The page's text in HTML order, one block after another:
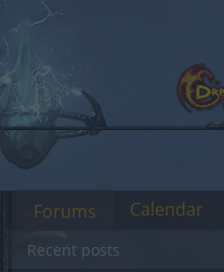
Forums
Recent posts
Calendar